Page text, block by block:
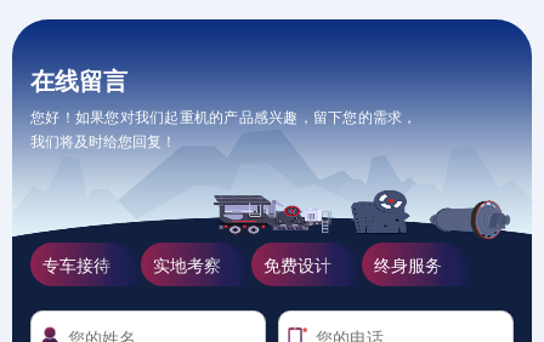
在线留言
您好！如果您对我们起重机的产品感兴趣，留下您的需求，
我们将及时给您回复！
专车接待 实地考察 免费设计 终身服务